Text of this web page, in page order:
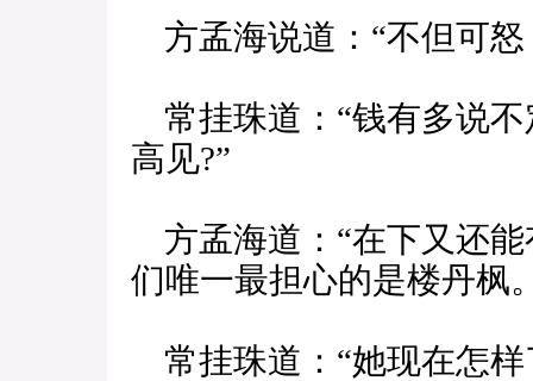
方孟海说道：“不但可怒
常挂珠道：“钱有多说
高见?”
方孟海道：“在下又还
们唯一最担心的是楼丹枫
常挂珠道：“她现在怎样